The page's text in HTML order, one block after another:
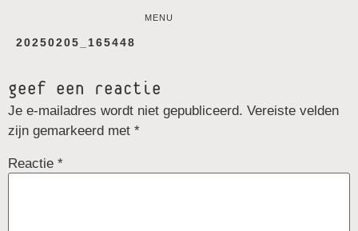
MENU
20250205_165448
geef een reactie
Je e-mailadres wordt niet gepubliceerd. Vereiste velden
zijn gemarkeerd met *
Reactie *